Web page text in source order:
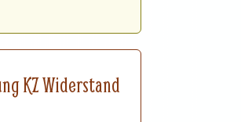
KZ Widerstand